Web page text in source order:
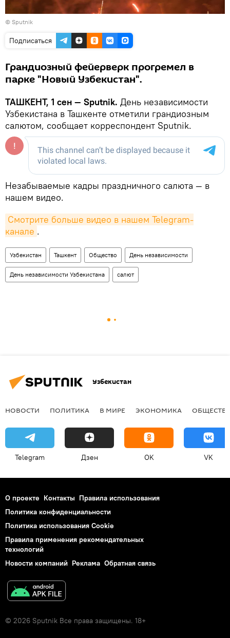
© Sputnik
Подписаться
Грандиозный фейерверк прогремел в
парке "Новый Узбекистан".
ТАШКЕНТ, 1 сен — Sputnik. День независимости
Узбекистана в Ташкенте отметили грандиозным
салютом, сообщает корреспондент Sputnik.
Незабываемые кадры праздничного салюта — в
нашем видео.
Смотрите больше видео в нашем Telegram-
канале .
Узбекистан Ташкент Общество День независимости
День независимости Узбекистана салют
Узбекистан
НОВОСТИ ПОЛИТИКА В МИРЕ ЭКОНОМИКА
Telegram Дзен OK VK
О проекте Контакты Правила использования
Политика конфиденциальности
Политика использования Cookie
Правила применения рекомендательных
технологий
Новости компаний Реклама Обратная связь
© 2026 Sputnik Все права защищены. 18+